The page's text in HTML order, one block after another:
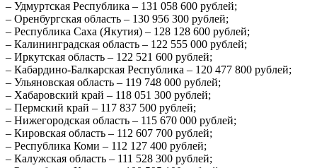
– Удмуртская Республика – 131 058 600 рублей;
– Оренбургская область – 130 956 300 рублей;
– Республика Саха (Якутия) – 128 128 600 рублей;
– Калининградская область – 122 555 000 рублей;
– Иркутская область – 122 521 600 рублей;
– Кабардино-Балкарская Республика – 120 477 800 рублей;
– Ульяновская область – 119 748 000 рублей;
– Хабаровский край – 118 051 300 рублей;
– Пермский край – 117 837 500 рублей;
– Нижегородская область – 115 670 000 рублей;
– Кировская область – 112 607 700 рублей;
– Республика Коми – 112 127 400 рублей;
– Калужская область – 111 528 300 рублей;